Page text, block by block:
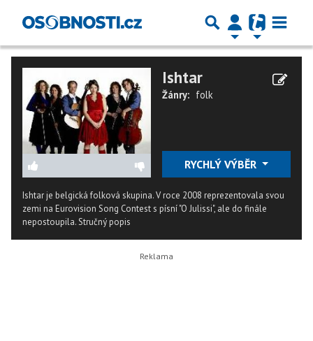
Ishtar
Žánry: folk
RYCHLÝ VÝBĚR
Ishtar je belgická folková skupina. V roce 2008 reprezentovala svou
zemi na Eurovision Song Contest s písní "O Julissi", ale do finále
nepostoupila.Stručný popis